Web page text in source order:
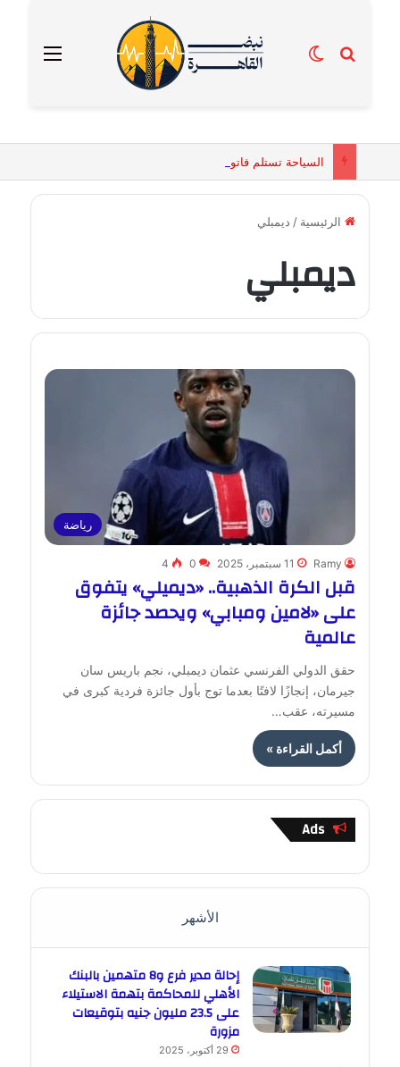
القائمة بحث عنالوضع المظلم
الرئيسية / ديمبلي
ديمبلي
رياضة
Ramy 11 سبتمبر، 2025 0
4
قبل الكرة الذهبية.. «ديميلي» يتفوق
على «لامين ومبابي» ويحصد جائزة
عالمية
حقق الدولي الفرنسي عثمان ديمبلي، نجم باريس سان
جيرمان، إنجازًا لافتًا بعدما توج بأول جائزة فردية كبرى في
مسيرته، عقب…
أكمل القراءة »
Ads
الأشهر
إحالة مدير فرع و8 متهمين بالبنك
الأهلي للمحاكمة بتهمة الاستيلاء
على 23.5 مليون جنيه بتوقيعات
مزورة
29 أكتوبر، 2025